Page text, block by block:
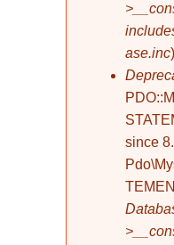
ase.inc
since